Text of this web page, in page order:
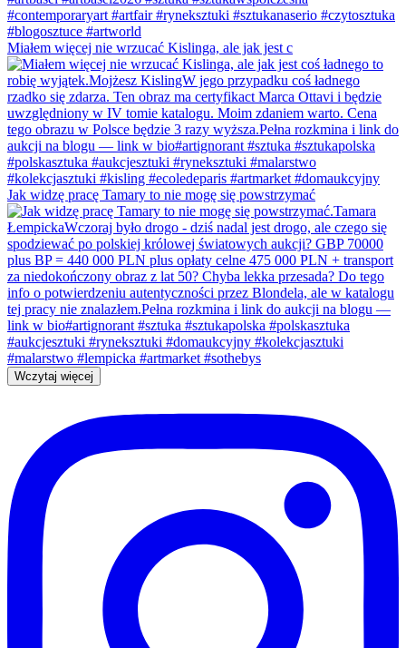
Miałem więcej nie wrzucać Kislinga, ale jak jest c
Jak widzę pracę Tamary to nie mogę się powstrzymać
Wczytaj więcej